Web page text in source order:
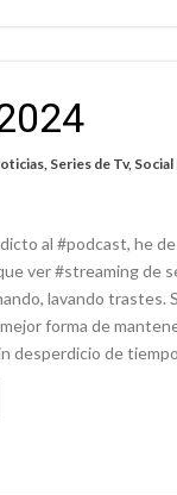
, Series de Tv,
al #podcast, he
ver #streaming de
lavando trastes.
forma de
desperdicio de